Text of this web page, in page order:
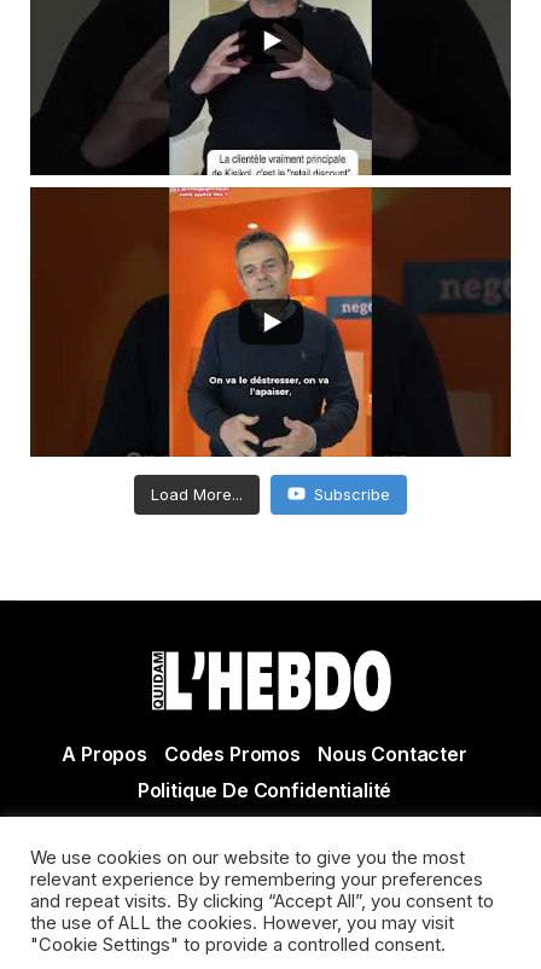
Load More... Subscribe
A Propos Codes Promos
Nous Contacter
Politique De Confidentialité
Actualité Agen - Actualité en lot et Garonne - Actualité
Villeneuve sur Lot
We use cookies on our website to give you the most
relevant experience by remembering your preferences
and repeat visits. By clicking “Accept All”, you consent to
the use of ALL the cookies. However, you may visit
"Cookie Settings" to provide a controlled consent.